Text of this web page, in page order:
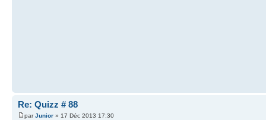
Re: Quizz # 88
parJunior » 17 Déc 2013 17:30